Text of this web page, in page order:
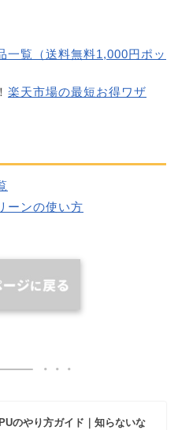
一覧（送料無料1,000円ポッ
楽天市場の最短お得ワザ
ーンの使い方
のやり方ガイド｜知らないな